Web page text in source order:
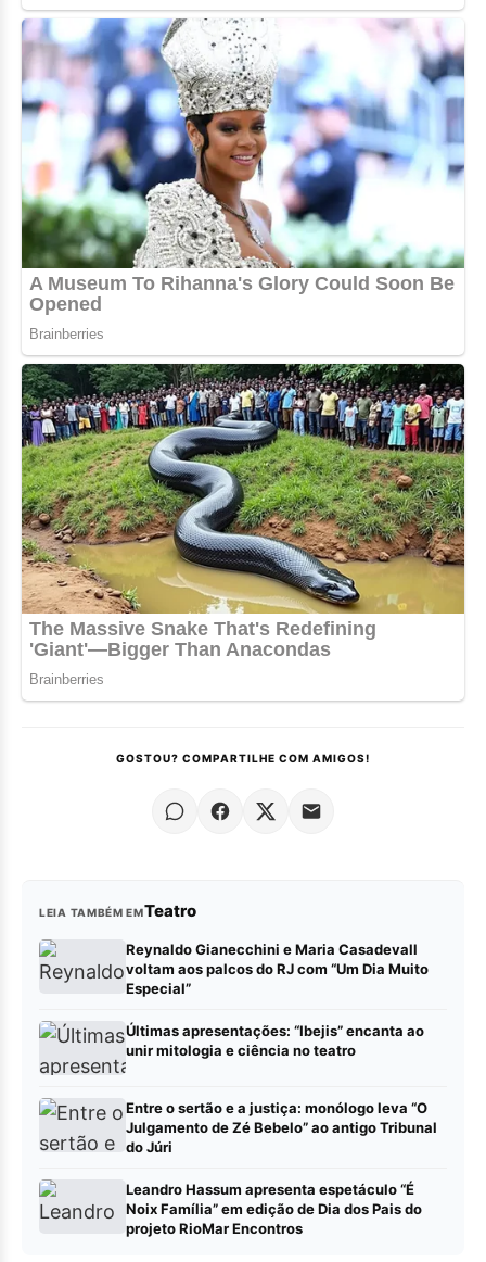
GOSTOU? COMPARTILHE COM AMIGOS!
LEIA TAMBÉM EMTeatro
Reynaldo Gianecchini e Maria Casadevall
voltam aos palcos do RJ com “Um Dia Muito
Especial”
Últimas apresentações: “Ibejis” encanta ao
unir mitologia e ciência no teatro
Entre o sertão e a justiça: monólogo leva “O
Julgamento de Zé Bebelo” ao antigo Tribunal
do Júri
Leandro Hassum apresenta espetáculo “É
Noix Família” em edição de Dia dos Pais do
projeto RioMar Encontros